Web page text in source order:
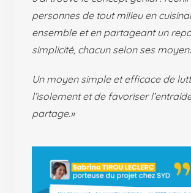
personnes de tout milieu en
ensemble et en partageant un
simplicité, chacun selon ses
Un moyen simple et efficace de
l’isolement et de favoriser
partage.»